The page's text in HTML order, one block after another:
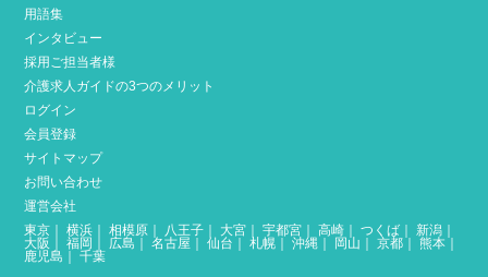
用語集
インタビュー
採用ご担当者様
介護求人ガイドの3つのメリット
ログイン
会員登録
サイトマップ
お問い合わせ
運営会社
東京 ｜横浜 ｜相模原 八王子 大宮 ｜宇都宮 ｜高崎 ｜つくば 新潟
大阪
｜福岡 広島 ｜名古屋 ｜仙台 ｜札幌 ｜沖縄 岡山 ｜京都 ｜熊本
鹿児島
｜千葉